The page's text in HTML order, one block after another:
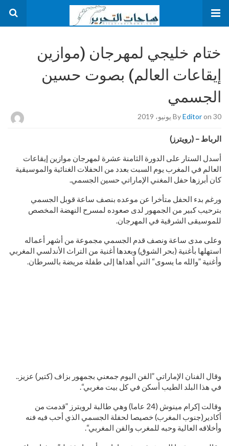
ختام خليجي لمهرجان (موازين
إيقاعات العالم) بصوت حسين
الجسمي
ByEditoron 30 يونيو، 2019
الرباط – (رويترز)
أسدل الستار على الدورة الثامنة عشرة لمهرجان موازين إيقاعات
العالم في المغرب يوم السبت بعدد من الحفلات الغنائية والموسيقية
كان أبرزها حفل المغني الإماراتي حسين الجسمي.
ورغم بدء الحفل متأخرا عن موعده بنصف ساعة قوبل الجسمي
بترحيب كبير من الجمهور لدى صعوده لمسرح النهضة المخصص
للموسيقى الشرقية في المهرجان.
وعلى مدى ساعة ونصف قدم الجسمي مجموعة من أشهر أعماله
استهلها بأغنية (بحر الشوق) وبعدها أغنية من التراث الأندلسي المغربي
وأغنية ”والله ما يسوى“ التي أهداها إلى طفلة مريضة بالسرطان.
وقال الفنان الإماراتي ”الفن اليوم جمعني بجمهور بزاف (كتير) عزيز..
في هذا البلد الطيب أسكن في كل بيت مغربي“.
وقالت إكرام مينوش (24 عاما) وهي طالبة لرويترز ”قدمت من
أكادير(جنوب المغرب) خصيصا لحفلة الجسمي الذي أحب فيه فنه
وأخلاقه العالية وحبه للمغرب والفن المغربي“.